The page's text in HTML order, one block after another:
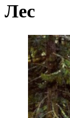
Лес